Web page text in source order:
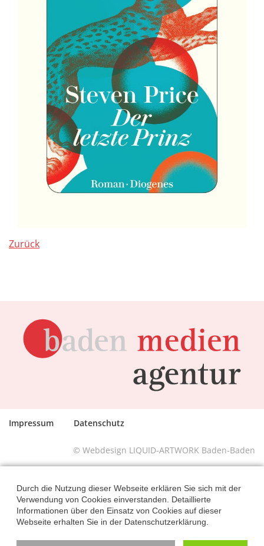
Zurück
Impressum Datenschutz
© Webdesign LIQUID-ARTWORK Baden-Baden
Durch die Nutzung dieser Webseite erklären Sie sich mit der
Verwendung von Cookies einverstanden. Detaillierte
Informationen über den Einsatz von Cookies auf dieser
Webseite erhalten Sie in der Datenschutzerklärung.